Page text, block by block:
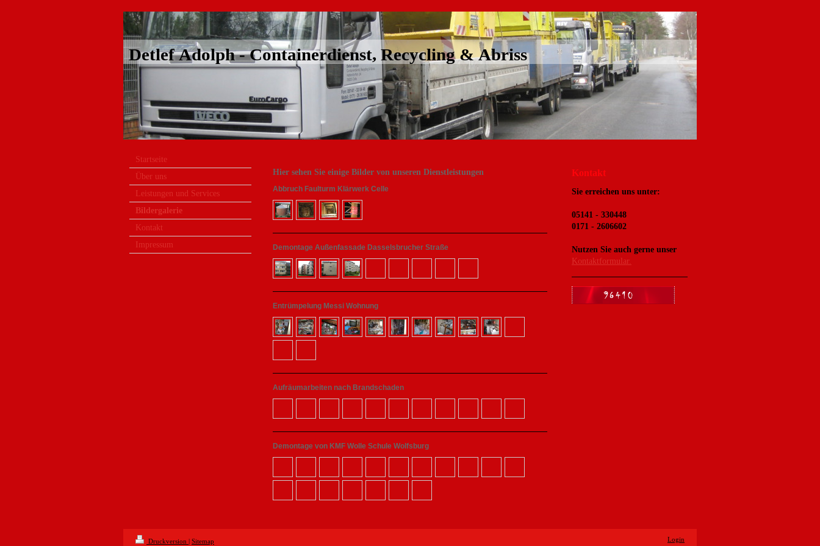
Detlef Adolph - Containerdienst, Recycling & Abriss
Startseite
Über uns
Leistungen und Services
Bildergalerie
Kontakt
Impressum
Hier sehen Sie einige Bilder von unseren Dienstleistungen
Abbruch Faulturm Klärwerk Celle
Demontage Außenfassade Dasselsbrucher Straße
Entrümpelung Messi Wohnung
Aufräumarbeiten nach Brandschaden
Demontage von KMF Wolle Schule Wolfsburg
Kontakt
Sie erreichen uns unter:
05141 - 330448
0171 - 2606602
Nutzen Sie auch gerne unser
Kontaktformular.
Druckversion | Sitemap Login